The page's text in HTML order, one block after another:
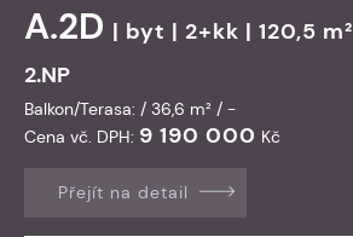
A.2D | byt | 2+kk | 120,5 m²
2.NP
Balkon/Terasa: / 36,6 m² / -
Cena vč. DPH: 9 190 000 Kč
Přejít na detail